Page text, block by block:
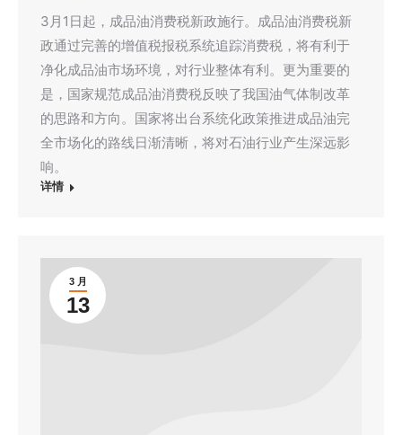
3月1日起，成品油消费税新政施行。成品油消费税新
政通过完善的增值税报税系统追踪消费税，将有利于
净化成品油市场环境，对行业整体有利。更为重要的
是，国家规范成品油消费税反映了我国油气体制改革
的思路和方向。国家将出台系统化政策推进成品油完
全市场化的路线日渐清晰，将对石油行业产生深远影
响。
详情
3 月
13